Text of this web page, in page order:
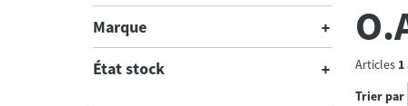
Marque
État stock
Articles 1
Trier par